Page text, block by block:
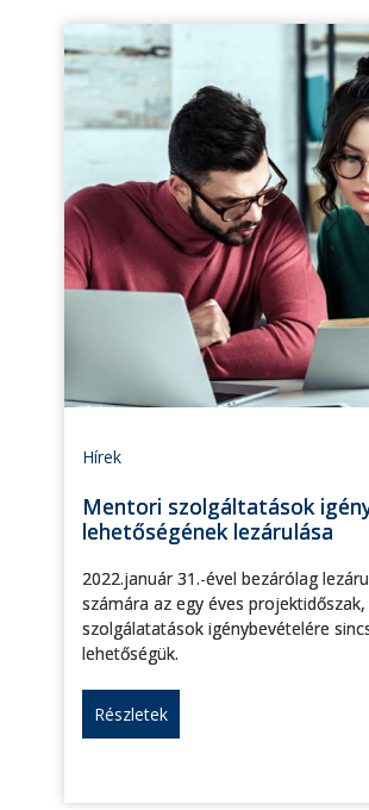
Hírek
Mentori szolgáltatások
lehetőségének lezárulása
2022.január 31.-ével bezárólag
számára az egy éves projektidőszak,
szolgálatatások igénybevételére
lehetőségük.
Részletek